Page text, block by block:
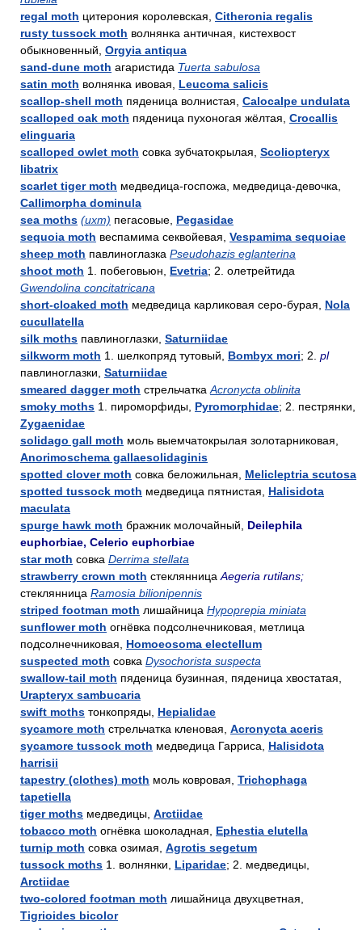
regal moth цитерония королевская, Citheronia regalis
rusty tussock moth волнянка античная, кистехвост
обыкновенный, Orgyia antiqua
sand-dune moth агаристида Tuerta sabulosa
satin moth волнянка ивовая, Leucoma salicis
scallop-shell moth пяденица волнистая, Calocalpe undulata
scalloped oak moth пяденица пухоногая жёлтая, Crocallis
elinguaria
scalloped owlet moth совка зубчатокрылая, Scoliopteryx
libatrix
scarlet tiger moth медведица-госпожа, медведица-девочка,
Callimorpha dominula
sea moths (ихт) пегасовые, Pegasidae
sequoia moth веспамима секвойевая, Vespamima sequoiae
sheep moth павлиноглазка Pseudohazis eglanterina
shoot moth 1. побеговьюн, Evetria; 2. олетрейтида
Gwendolina concitatricana
short-cloaked moth медведица карликовая серо-бурая, Nola
cucullatella
silk moths павлиноглазки, Saturniidae
silkworm moth 1. шелкопряд тутовый, Bombyx mori; 2. pl
павлиноглазки, Saturniidae
smeared dagger moth стрельчатка Acronycta oblinita
smoky moths 1. пироморфиды, Pyromorphidae; 2. пестрянки,
Zygaenidae
solidago gall moth моль выемчатокрылая золотарниковая,
Anorimoschema gallaesolidaginis
spotted clover moth совка беложильная, Melicleptria scutosa
spotted tussock moth медведица пятнистая, Halisidota
maculata
spurge hawk moth бражник молочайный, Deilephila
euphorbiae, Celerio euphorbiae
star moth совка Derrima stellata
strawberry crown moth стеклянница Aegeria rutilans;
стеклянница Ramosia bilionipennis
striped footman moth лишайница Hypoprepia miniata
sunflower moth огнёвка подсолнечниковая, метлица
подсолнечниковая, Homoeosoma electellum
suspected moth совка Dysochorista suspecta
swallow-tail moth пяденица бузинная, пяденица хвостатая,
Urapteryx sambucaria
swift moths тонкопряды, Hepialidae
sycamore moth стрельчатка кленовая, Acronycta aceris
sycamore tussock moth медведица Гарриса, Halisidota
harrisii
tapestry (clothes) moth моль ковровая, Trichophaga
tapetiella
tiger moths медведицы, Arctiidae
tobacco moth огнёвка шоколадная, Ephestia elutella
turnip moth совка озимая, Agrotis segetum
tussock moths 1. волнянки, Liparidae; 2. медведицы,
Arctiidae
two-colored footman moth лишайница двухцветная,
Tigrioides bicolor